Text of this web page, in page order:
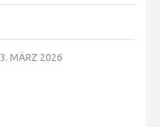
3. MÄRZ 2026